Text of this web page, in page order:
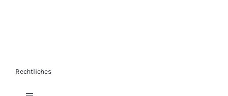
Rechtliches